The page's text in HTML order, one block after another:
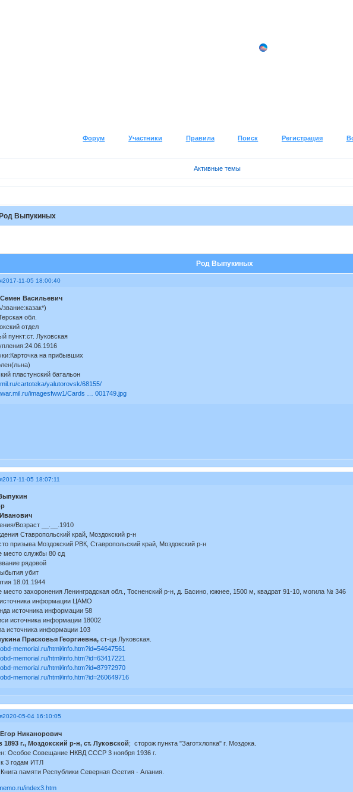
Форум Участники Правила Поиск Регистрация
Активные темы
Выпукиных
Род Выпукиных
2017-11-05 18:00:40
Васильевич
звание:казак*)
обл.
отдел
пункт:ст. Луковская
на прибывших
пластунский батальон
cartoteka/yalutorovsk/68155/
imagesfww1/Cards … 001749.jpg
2017-11-05 18:07:11
Иванович
Возраст __.__.1910
Ставропольский край, Моздокский р-н
призыва Моздокский РВК, Ставропольский край, Моздокский р-н
место службы 80 сд
рядовой
убит
18.01.1944
место захоронения Ленинградская обл., Тосненский р-н, д. Басино, южнее, 1500 м, квадрат 91-10, могила № 346
информации ЦАМО
источника информации 58
источника информации 18002
источника информации 103
Прасковья Георгиевна,ст-ца Луковская.
memorial.ru/html/info.htm?id=54647561
memorial.ru/html/info.htm?id=63417221
memorial.ru/html/info.htm?id=87972970
memorial.ru/html/info.htm?id=260649716
2020-05-04 16:10:05
Никанорович
1893 г., Моздокский р-н, ст. Луковской; сторож пункта "Заготхлопка" г. Моздока.
Особое Совещание НКВД СССР 3 ноября 1936 г.
к 3 годам ИТЛ
памяти Республики Северная Осетия - Алания.
index3.htm